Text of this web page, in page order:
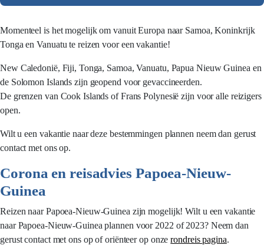
Momenteel is het mogelijk om vanuit Europa naar Samoa, Koninkrijk
Tonga en Vanuatu te reizen voor een vakantie!
New Caledonië, Fiji, Tonga, Samoa, Vanuatu, Papua Nieuw Guinea en
de Solomon Islands zijn geopend voor gevaccineerden.
De grenzen van Cook Islands of Frans Polynesië zijn voor alle reizigers
open.
Wilt u een vakantie naar deze bestemmingen plannen neem dan gerust
contact met ons op.
Corona en reisadvies Papoea-Nieuw-
Guinea
Reizen naar Papoea-Nieuw-Guinea zijn mogelijk! Wilt u een vakantie
naar Papoea-Nieuw-Guinea plannen voor 2022 of 2023? Neem dan
gerust contact met ons op of oriënteer op onzerondreis pagina.